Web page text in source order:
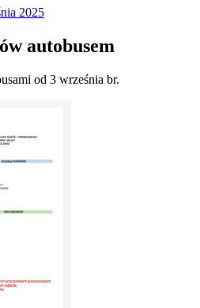
2025
autobusem
od 3 września br.